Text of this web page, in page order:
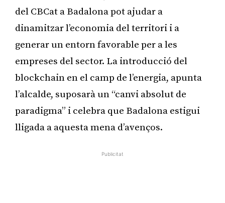
del CBCat a Badalona pot ajudar a
dinamitzar l’economia del territori i a
generar un entorn favorable per a les
empreses del sector. La introducció del
blockchain en el camp de l’energia, apunta
l’alcalde, suposarà un “canvi absolut de
paradigma” i celebra que Badalona estigui
lligada a aquesta mena d’avenços.
Publicitat